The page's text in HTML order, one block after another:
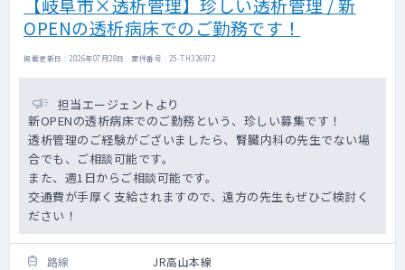
【岐阜市×透析管理】珍しい透析管理 / 新
OPENの透析病床でのご勤務です！
掲載更新日 : 2026年07月28日 案件番号 : 25-TH326972
担当エージェントより
新OPENの透析病床でのご勤務という、珍しい募集です！
透析管理のご経験がございましたら、腎臓内科の先生でない場
合でも、ご相談可能です。
また、週1日からご相談可能です。
交通費が手厚く支給されますので、遠方の先生もぜひご検討く
ださい！
路線 JR高山本線